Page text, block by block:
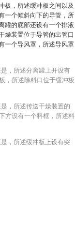
板，所述缓冲板之间以及
一个倾斜向下的导管，所
罐的底部还设有一个排液
燥装置位于导管的出管口
一个导风罩，所述导风罩
，所述分离罐上开设有
，所述除料口位于缓冲板
，所述传送干燥装置的
方设有一个料框，所述料
，所述缓冲板上设有突